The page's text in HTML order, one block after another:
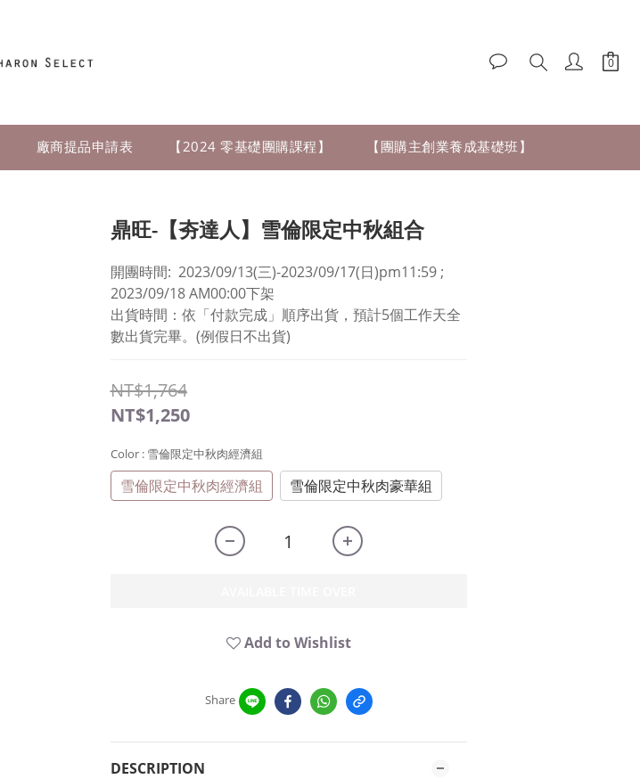
廠商提品申請表 【2024 零基礎團購課程】 【團購主創業養成基礎班】
鼎旺-【夯達人】雪倫限定中秋組合
開團時間:  2023/09/13(三)-2023/09/17(日)pm11:59 ;
2023/09/18 AM00:00下架
出貨時間：依「付款完成」順序出貨，預計5個工作天全
數出貨完畢。(例假日不出貨)
NT$1,764
NT$1,250
Color : 雪倫限定中秋肉經濟組
雪倫限定中秋肉經濟組 雪倫限定中秋肉豪華組
Add to Wishlist
Share
DESCRIPTION